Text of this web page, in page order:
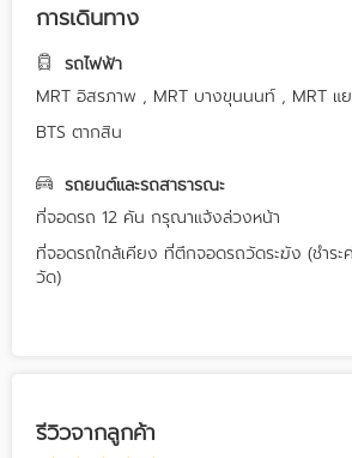
การเดินทาง
รถไฟฟ้า
MRT อิสรภาพ , MRT บางขุนนนท์ , MRT แ
BTS ตากสิน
รถยนต์และรถสาธารณะ
ที่จอดรถ 12 คัน กรุณาแจ้งล่วงหน้า
ที่จอดรถใกล้เคียง ที่ตึกจอดรถวัดระฆัง (ชำระ
วัด)
รีวิวจากลูกค้า